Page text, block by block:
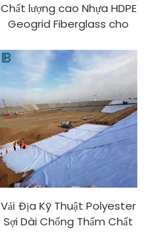
Chất lượng cao Nhựa HDPE
Geogrid Fiberglass cho
phí cho 40-40KN 50-50KN
80-80KN 200-200KN Mặt
đường
Vải Địa Kỹ Thuật Polyester
Sợi Dài Chống Thấm Chất